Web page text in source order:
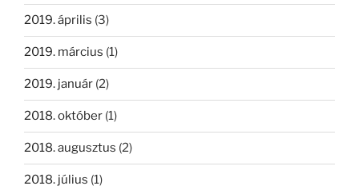
2019. április (3)
2019. március (1)
2019. január (2)
2018. október (1)
2018. augusztus (2)
2018. július (1)